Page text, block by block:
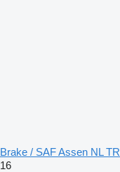
Brake / SAF Assen NL
16